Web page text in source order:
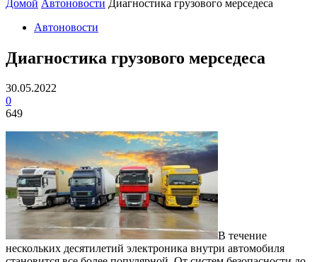
Домой Автоновости Диагностика грузового мерседеса
Автоновости
Диагностика грузового мерседеса
30.05.2022
0
649
В течение
нескольких десятилетий электроника внутри автомобиля